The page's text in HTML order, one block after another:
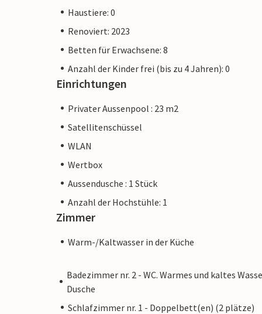
Haustiere: 0
Renoviert: 2023
Betten für Erwachsene: 8
Anzahl der Kinder frei (bis zu 4 Jahren): 0
Einrichtungen
Privater Aussenpool : 23 m2
Satellitenschüssel
WLAN
Wertbox
Aussendusche : 1 Stück
Anzahl der Hochstühle: 1
Zimmer
Warm-/Kaltwasser in der Küche
Badezimmer nr. 2 - WC. Warmes und kaltes
Dusche
Schlafzimmer nr. 1 - Doppelbett(en) (2 plätze)